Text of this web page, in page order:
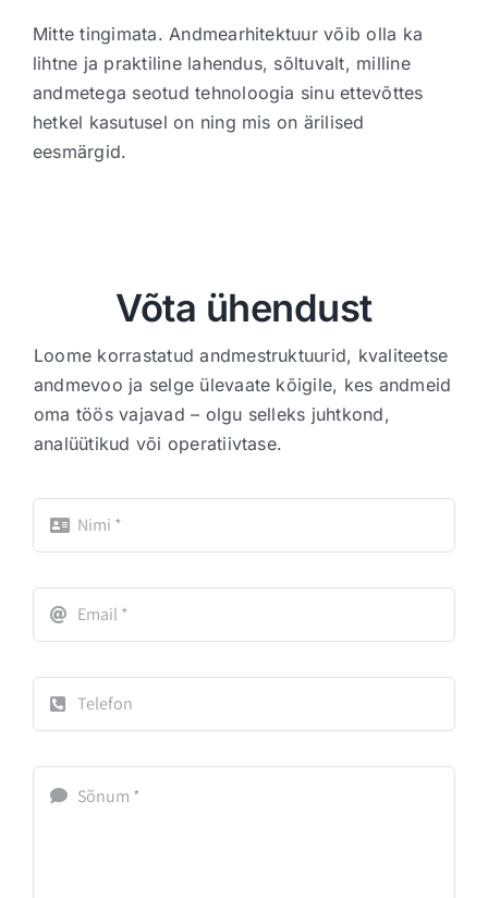
Mitte tingimata. Andmearhitektuur võib olla ka
lihtne ja praktiline lahendus, sõltuvalt, milline
andmetega seotud tehnoloogia sinu ettevõttes
hetkel kasutusel on ning mis on ärilised
eesmärgid.
Võta ühendust
Loome korrastatud andmestruktuurid, kvaliteetse
andmevoo ja selge ülevaate kõigile, kes andmeid
oma töös vajavad – olgu selleks juhtkond,
analüütikud või operatiivtase.